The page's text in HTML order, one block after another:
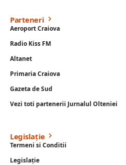
Parteneri
Aeroport Craiova
Radio Kiss FM
Altanet
Primaria Craiova
Gazeta de Sud
Vezi toti partenerii Jurnalul Olteniei
Legislație
Termeni si Conditii
Legislație